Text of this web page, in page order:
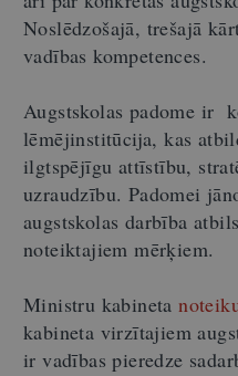
Noslēdzošajā, trešajā
vadības kompetences.
Augstskolas padome ir
lēmējinstitūcija, kas
ilgtspējīgu attīstību,
uzraudzību. Padomei
augstskolas darbība
noteiktajiem mērķiem.
Ministru kabineta
kabineta virzītajiem
ir vadības pieredze